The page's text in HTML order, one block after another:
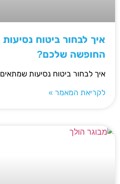
איך לבחור ביטוח
החופשה שלכם?
איך לבחור ביטוח נסיעות
לקריאת המאמר »